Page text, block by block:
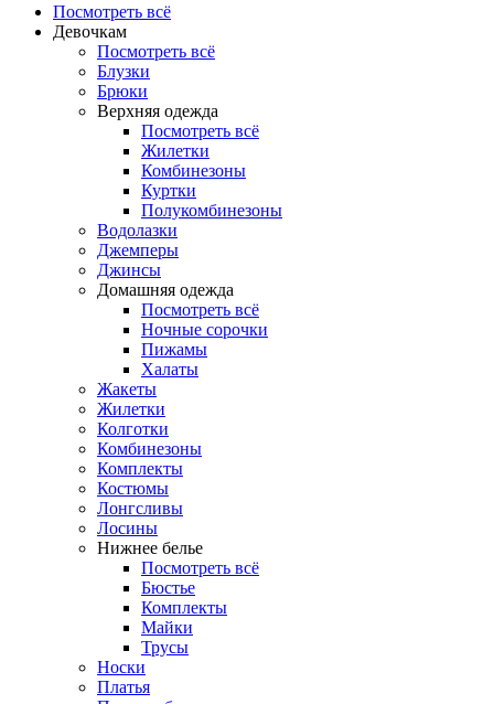
Посмотреть всё
Девочкам
Посмотреть всё
Блузки
Брюки
Верхняя одежда
Посмотреть всё
Жилетки
Комбинезоны
Куртки
Полукомбинезоны
Водолазки
Джемперы
Джинсы
Домашняя одежда
Посмотреть всё
Ночные сорочки
Пижамы
Халаты
Жакеты
Жилетки
Колготки
Комбинезоны
Комплекты
Костюмы
Лонгсливы
Лосины
Нижнее белье
Посмотреть всё
Бюстье
Комплекты
Майки
Трусы
Носки
Платья